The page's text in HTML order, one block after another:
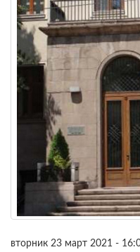
вторник 23 март 2021 -